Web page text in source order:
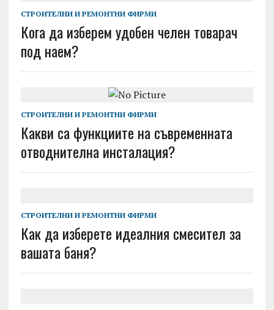
СТРОИТЕЛНИ И РЕМОНТНИ ФИРМИ
Кога да изберем удобен челен товарач
под наем?
СТРОИТЕЛНИ И РЕМОНТНИ ФИРМИ
Какви са функциите на съвременната
отводнителна инсталация?
СТРОИТЕЛНИ И РЕМОНТНИ ФИРМИ
Как да изберете идеалния смесител за
вашата баня?